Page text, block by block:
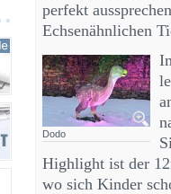
perfekt
Echsenähnlichen
Dodo
Highlight ist der
wo sich Kinder